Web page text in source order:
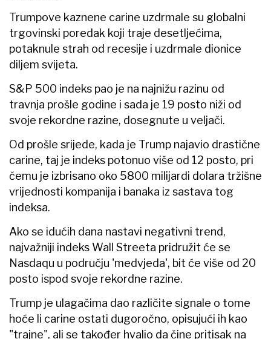
Trumpove kaznene carine uzdrmale su globalni
trgovinski poredak koji traje desetljećima,
potaknule strah od recesije i uzdrmale dionice
diljem svijeta.
S&P 500 indeks pao je na najnižu razinu od
travnja prošle godine i sada je 19 posto niži od
svoje rekordne razine, dosegnute u veljači.
Od prošle srijede, kada je Trump najavio drastične
carine, taj je indeks potonuo više od 12 posto, pri
čemu je izbrisano oko 5800 milijardi dolara tržišne
vrijednosti kompanija i banaka iz sastava tog
indeksa.
Ako se idućih dana nastavi negativni trend,
najvažniji indeks Wall Streeta pridružit će se
Nasdaqu u području 'medvjeda', bit će više od 20
posto ispod svoje rekordne razine.
Trump je ulagačima dao različite signale o tome
hoće li carine ostati dugoročno, opisujući ih kao
"trajne", ali se također hvalio da čine pritisak na